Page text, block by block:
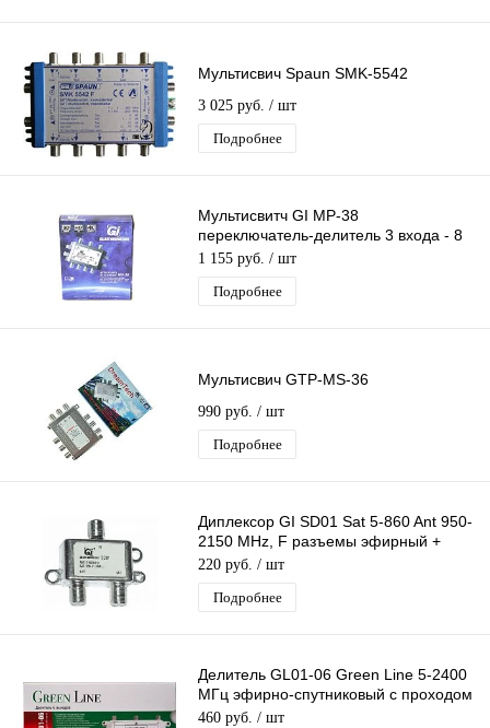
Мультисвич Spaun SMK-5542
3 025 руб. / шт
Подробнее
Мультисвитч GI MP-38
переключатель-делитель 3 входа - 8
выходов
1 155 руб. / шт
Подробнее
Мультисвич GTP-MS-36
990 руб. / шт
Подробнее
Диплексор GI SD01 Sat 5-860 Ant 950-
2150 MHz, F разъемы эфирный +
спутниковый с проходом питания 2х1
220 руб. / шт
Подробнее
Делитель GL01-06 Green Line 5-2400
МГц эфирно-спутниковый с проходом
питания 1х6
460 руб. / шт